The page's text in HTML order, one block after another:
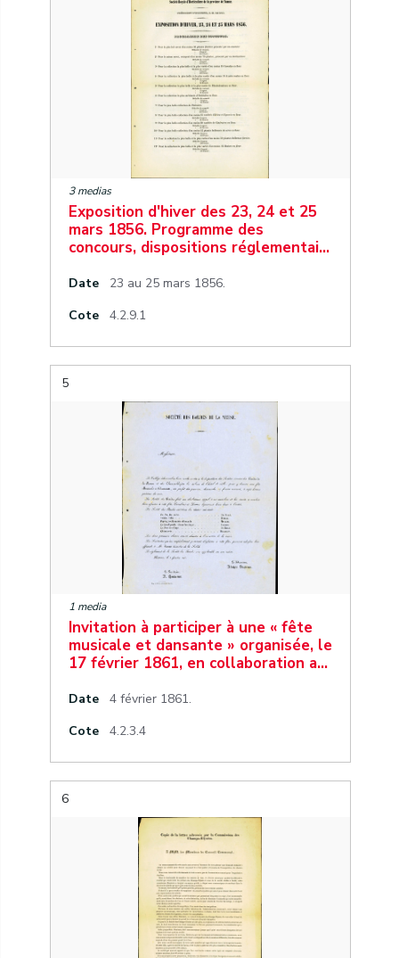
3 medias
Exposition d'hiver des 23, 24 et 25
mars 1856. Programme des
concours, dispositions réglementai…
Date
23 au 25 mars 1856.
Cote
4.2.9.1
5
1 media
Invitation à participer à une « fête
musicale et dansante » organisée, le
17 février 1861, en collaboration a…
Date
4 février 1861.
Cote
4.2.3.4
6